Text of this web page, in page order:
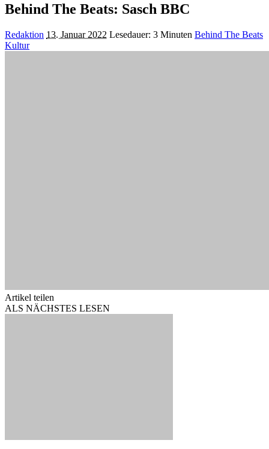
Behind The Beats: Sasch BBC
Posted
by
Redaktion 13. Januar 2022 Lesedauer: 3 Minuten Behind The Beats
Kultur
Artikel teilen
ALS NÄCHSTES LESEN